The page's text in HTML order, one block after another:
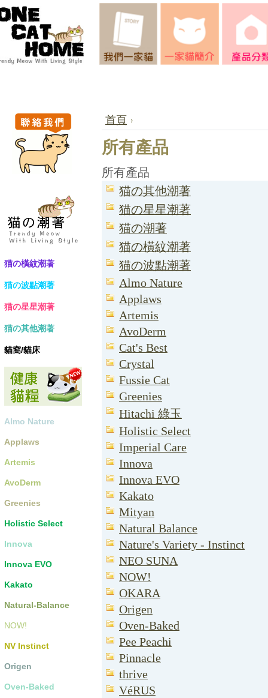
猫の橫紋潮著
猫の波點潮著
猫の星星潮著
猫の其他潮著
貓窩/貓床
Almo Nature
Applaws
Artemis
AvoDerm
Greenies
Holistic Select
Innova
Innova EVO
Kakato
Natural-Balance
NOW!
NV Instinct
Origen
Oven-Baked
首頁
所有產品
所有產品
猫の其他潮著
猫の星星潮著
猫の潮著
猫の橫紋潮著
猫の波點潮著
Almo Nature
Applaws
Artemis
AvoDerm
Cat's Best
Crystal
Fussie Cat
Greenies
Hitachi 綠玉
Holistic Select
Imperial Care
Innova
Innova EVO
Kakato
Mityan
Natural Balance
Nature's Variety - Instinct
NEO SUNA
NOW!
OKARA
Origen
Oven-Baked
Pee Peachi
Pinnacle
thrive
VéRUS